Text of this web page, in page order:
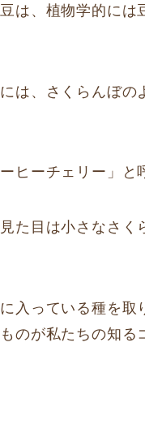
は、植物学的には
は、さくらんぼの
ヒーチェリー」と
た目は小さなさく
入っている種を取
のが私たちの知る